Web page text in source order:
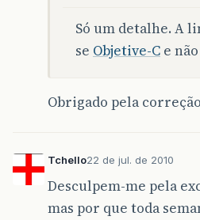
Só um detalhe. A
se Objetive-C e
Obrigado pela
Tchello22 de jul. de 2010
Desculpem-me pela
mas por que toda